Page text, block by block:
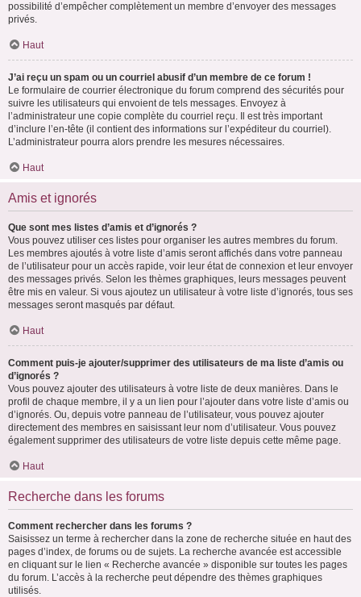
possibilité d’empêcher complètement un membre d’envoyer des messages
privés.
Haut
J’ai reçu un spam ou un courriel abusif d’un membre de ce forum !
Le formulaire de courrier électronique du forum comprend des sécurités pour
suivre les utilisateurs qui envoient de tels messages. Envoyez à
l’administrateur une copie complète du courriel reçu. Il est très important
d’inclure l’en-tête (il contient des informations sur l’expéditeur du courriel).
L’administrateur pourra alors prendre les mesures nécessaires.
Haut
Amis et ignorés
Que sont mes listes d’amis et d’ignorés ?
Vous pouvez utiliser ces listes pour organiser les autres membres du forum.
Les membres ajoutés à votre liste d’amis seront affichés dans votre panneau
de l’utilisateur pour un accès rapide, voir leur état de connexion et leur envoyer
des messages privés. Selon les thèmes graphiques, leurs messages peuvent
être mis en valeur. Si vous ajoutez un utilisateur à votre liste d’ignorés, tous ses
messages seront masqués par défaut.
Haut
Comment puis-je ajouter/supprimer des utilisateurs de ma liste d’amis ou
d’ignorés ?
Vous pouvez ajouter des utilisateurs à votre liste de deux manières. Dans le
profil de chaque membre, il y a un lien pour l’ajouter dans votre liste d’amis ou
d’ignorés. Ou, depuis votre panneau de l’utilisateur, vous pouvez ajouter
directement des membres en saisissant leur nom d’utilisateur. Vous pouvez
également supprimer des utilisateurs de votre liste depuis cette même page.
Haut
Recherche dans les forums
Comment rechercher dans les forums ?
Saisissez un terme à rechercher dans la zone de recherche située en haut des
pages d’index, de forums ou de sujets. La recherche avancée est accessible
en cliquant sur le lien « Recherche avancée » disponible sur toutes les pages
du forum. L’accès à la recherche peut dépendre des thèmes graphiques
utilisés.